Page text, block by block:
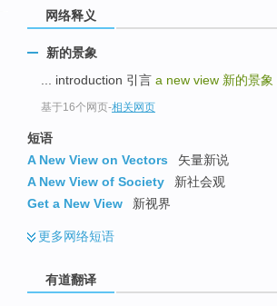
网络释义
新的景象
... introduction 引言 a new view 新的景象
基于16个网页-相关网页
短语
A New View on Vectors
矢量新说
A New View of Society
新社会观
Get a New View
新视界
更多网络短语
有道翻译